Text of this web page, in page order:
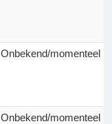
Onbekend/momenteel
Onbekend/momenteel